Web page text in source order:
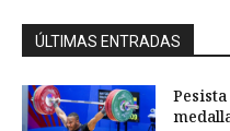
ÚLTIMAS ENTRADAS